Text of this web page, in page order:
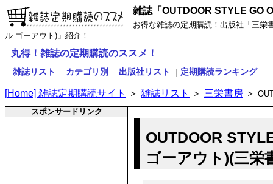
雑誌「OUTDOOR STYLE GO
お得な雑誌の定期購読！出版社「三栄
ル ゴーアウト)」紹介！
丸得！雑誌の定期購読のススメ！
雑誌リスト カテゴリ別 出版社リスト 定期購読ランキング
[Home] 雑誌定期購読サイト ＞ 雑誌リスト ＞ 三栄書房 ＞
スポンサードリンク
OUTDOOR
ゴーアウト)(三栄